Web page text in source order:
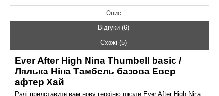
Опис
Відгуки (6)
Схожі (5)
Ever After High Nina Thumbell basic /
Лялька Ніна Тамбель базова Евер
афтер Хай
Раді представити вам нову героїню школи Ever After High Nina